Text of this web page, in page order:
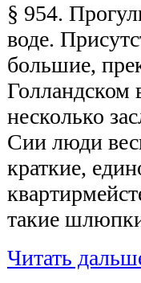
§ 954.
воде.
большие,
Голландском
несколько
Сии люди
краткие,
такие
Читать